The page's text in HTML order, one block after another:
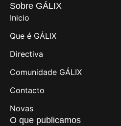
Sobre GÁLIX
Inicio
Que é GÁLIX
Directiva
Comunidade GÁLIX
Contacto
Novas
O que publicamos